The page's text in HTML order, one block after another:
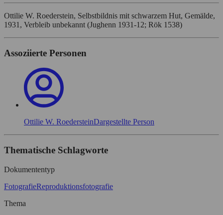
Ottilie W. Roederstein, Selbstbildnis mit schwarzem Hut, Gemälde,
1931, Verbleib unbekannt (Jughenn 1931-12; Rök 1538)
Assoziierte Personen
Ottilie W. RoedersteinDargestellte Person
Thematische Schlagworte
Dokumententyp
FotografieReproduktionsfotografie
Thema